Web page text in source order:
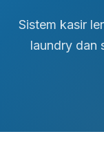
Sistem kasir
laundry dan